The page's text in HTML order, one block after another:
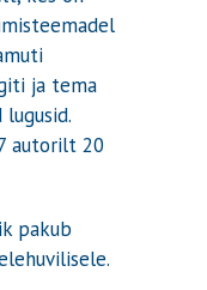
ja tema
autorilt 20
pakub